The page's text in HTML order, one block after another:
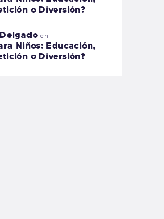
o Diversión?
en
Niños: Educación,
o Diversión?